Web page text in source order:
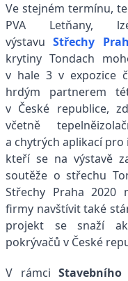
Ve stejném termínu,
PVA Letňany,
výstavuStřechy
krytiny Tondach
v hale 3 v expozice
hrdým partnerem
v České republice,
včetně
a chytrých aplikací pro
kteří se na výstavě
soutěže o střechu
Střechy Praha 2020
firmy navštívit také
projekt se snaží
pokrývačů v České
V rámci